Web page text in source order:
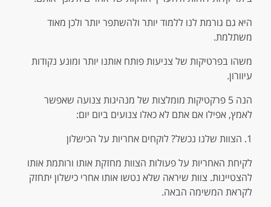
היא גם גורמת לנו ללמוד יותר ולהשתפר יותר ולכן מאוד
משתלמת.
משהו בפרטיקות של צניעות פותח אותנו יותר ומונע נקודות
עיוורון.
הנה 5 פרקטיקות מומלצות של מנהיגות צנועה שאפשר
לאמץ, אפילו אם אתם לא כאלו צנועים ביום יום:
1. הצוות שלנו נכשל? לוקחים אחריות על הכישלון
לקיחת האחריות על פעולות הצוות מחזקת אותו ורותמת אותו
להצטיינות. צוות שיראה שלא נטשו אותו אחרי כישלון יתחזק
לקראת המשימה הבאה.